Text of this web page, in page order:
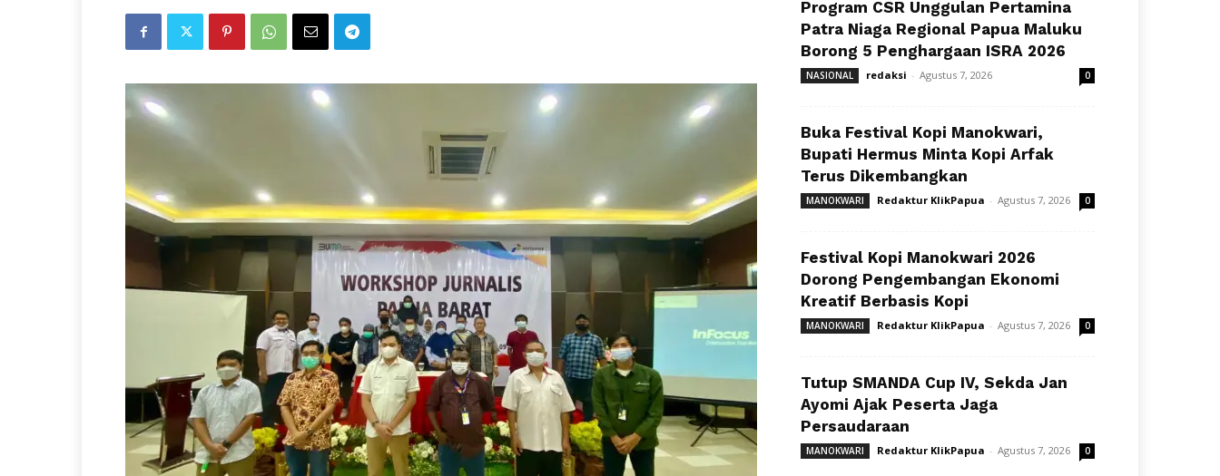
Program CSR Unggulan Pertamina
Patra Niaga Regional Papua Maluku
Borong 5 Penghargaan ISRA 2026
NASIONAL redaksi - Agustus 7, 2026 0
Buka Festival Kopi Manokwari,
Bupati Hermus Minta Kopi Arfak
Terus Dikembangkan
MANOKWARI Redaktur KlikPapua - Agustus 7, 2026 0
Festival Kopi Manokwari 2026
Dorong Pengembangan Ekonomi
Kreatif Berbasis Kopi
MANOKWARI Redaktur KlikPapua - Agustus 7, 2026 0
Tutup SMANDA Cup IV, Sekda Jan
Ayomi Ajak Peserta Jaga
Persaudaraan
MANOKWARI Redaktur KlikPapua - Agustus 7, 2026 0